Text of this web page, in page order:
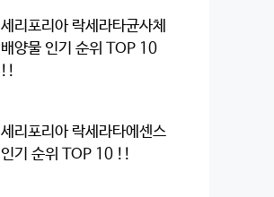
세리포리아 락세라타균사체
배양물 인기 순위 TOP 10
!!
세리포리아 락세라타에센스
인기 순위 TOP 10 !!